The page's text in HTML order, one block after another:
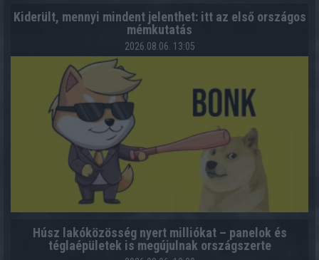
Kiderült, mennyi mindent jelenthet: itt az első országos
mémkutatás
2026.08.06. 13:05
Húsz lakóközösség nyert milliókat – panelok és
téglaépületek is megújulnak országszerte